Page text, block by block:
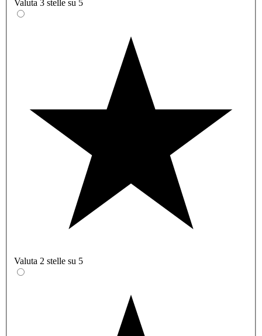
Valuta 3 stelle su 5
Valuta 2 stelle su 5